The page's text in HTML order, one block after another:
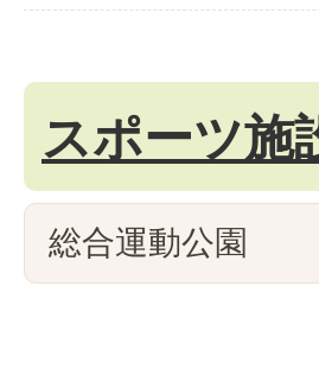
スポーツ施
総合運動公園